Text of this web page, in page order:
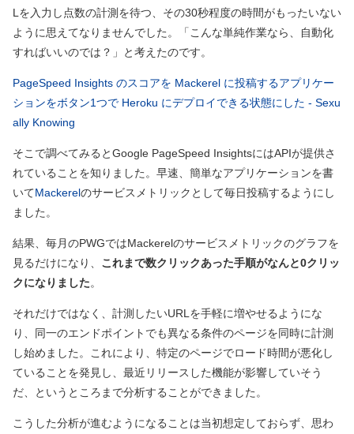
Lを入力し点数の計測を待つ、その30秒程度の時間がもったいない
ように思えてなりませんでした。「こんな単純作業なら、自動化
すればいいのでは？」と考えたのです。
PageSpeed Insights のスコアを Mackerel に投稿するアプリケー
ションをボタン1つで Heroku にデプロイできる状態にした - Sexu
ally Knowing
そこで調べてみるとGoogle PageSpeed InsightsにはAPIが提供さ
れていることを知りました。早速、簡単なアプリケーションを書
いてMackerelのサービスメトリックとして毎日投稿するようにし
ました。
結果、毎月のPWGではMackerelのサービスメトリックのグラフを
見るだけになり、 これまで数クリックあった手順がなんと0クリッ
クになりました。
それだけではなく、計測したいURLを手軽に増やせるようにな
り、同一のエンドポイントでも異なる条件のページを同時に計測
し始めました。これにより、特定のページでロード時間が悪化し
ていることを発見し、最近リリースした機能が影響していそう
だ、というところまで分析することができました。
こうした分析が進むようになることは当初想定しておらず、思わ